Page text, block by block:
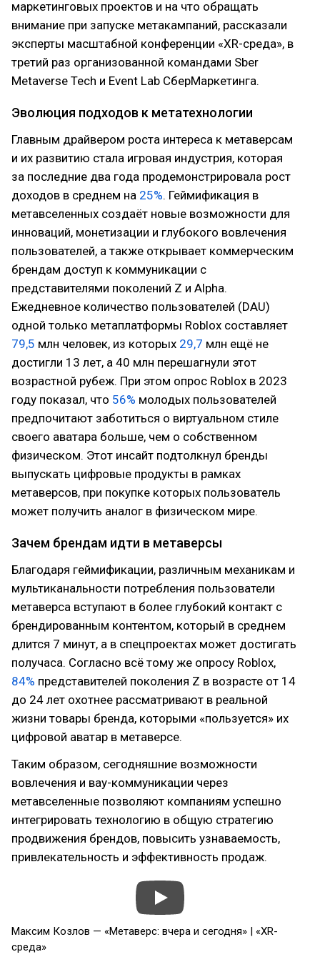
маркетинговых проектов и на что обращать
внимание при запуске метакампаний, рассказали
эксперты масштабной конференции «XR-среда», в
третий раз организованной командами Sber
Metaverse Tech и Event Lab СберМаркетинга.
Эволюция подходов к метатехнологии
Главным драйвером роста интереса к метаверсам
и их развитию стала игровая индустрия, которая
за последние два года продемонстрировала рост
доходов в среднем на 25%. Геймификация в
метавселенных создаёт новые возможности для
инноваций, монетизации и глубокого вовлечения
пользователей, а также открывает коммерческим
брендам доступ к коммуникации с
представителями поколений Z и Alpha.
Ежедневное количество пользователей (DAU)
одной только метаплатформы Roblox составляет
79,5 млн человек, из которых 29,7 млн ещё не
достигли 13 лет, а 40 млн перешагнули этот
возрастной рубеж. При этом опрос Roblox в 2023
году показал, что 56% молодых пользователей
предпочитают заботиться о виртуальном стиле
своего аватара больше, чем о собственном
физическом. Этот инсайт подтолкнул бренды
выпускать цифровые продукты в рамках
метаверсов, при покупке которых пользователь
может получить аналог в физическом мире.
Зачем брендам идти в метаверсы
Благодаря геймификации, различным механикам и
мультиканальности потребления пользователи
метаверса вступают в более глубокий контакт с
брендированным контентом, который в среднем
длится 7 минут, а в спецпроектах может достигать
получаса. Согласно всё тому же опросу Roblox,
84% представителей поколения Z в возрасте от 14
до 24 лет охотнее рассматривают в реальной
жизни товары бренда, которыми «пользуется» их
цифровой аватар в метаверсе.
Таким образом, сегодняшние возможности
вовлечения и вау-коммуникации через
метавселенные позволяют компаниям успешно
интегрировать технологию в общую стратегию
продвижения брендов, повысить узнаваемость,
привлекательность и эффективность продаж.
Максим Козлов — «Метаверс: вчера и сегодня» | «XR-
среда»